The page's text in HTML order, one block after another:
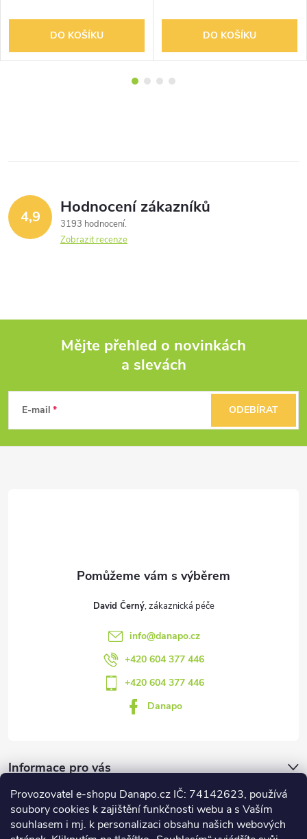
Provozovatel e-shopu Danapo.cz IČ: 74142623, používá
soubory cookies k zajištění funkčnosti webu a s Vaším
souhlasem i mj. k personalizaci obsahu našich webových
DO KOŠÍKU DO KOŠÍKU
4,9 Hodnocení zákazníků
3193 hodnocení
Zobrazit recenze
p
Mějte přehled o novinkách
a slevách
E-mail ODEBÍRAT
David Černý
info@danapo.cz
+420 604 377 446
+420 604 377 446
Danapo
Informace pro vás
Dotazník